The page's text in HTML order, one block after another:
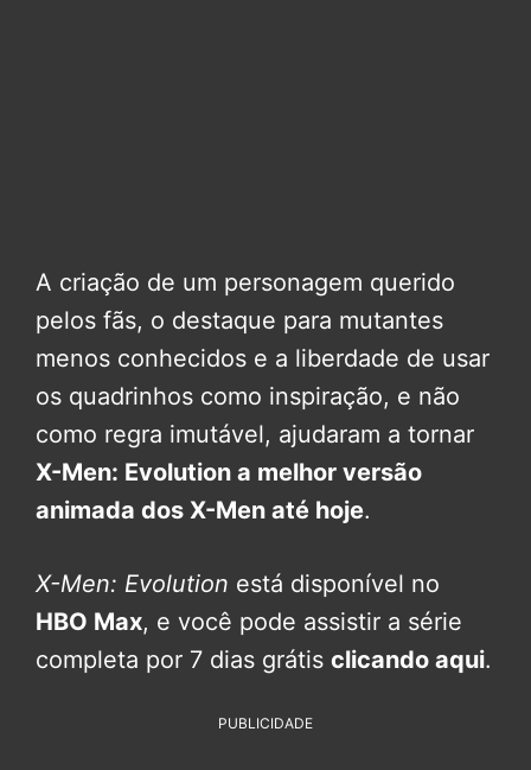
A criação de um personagem querido
pelos fãs, o destaque para mutantes
menos conhecidos e a liberdade de usar
os quadrinhos como inspiração, e não
como regra imutável, ajudaram a tornar
X-Men: Evolution a melhor versão
animada dos X-Men até hoje.
X-Men: Evolution está disponível no
HBO Max, e você pode assistir a série
completa por 7 dias grátis clicando aqui.
PUBLICIDADE